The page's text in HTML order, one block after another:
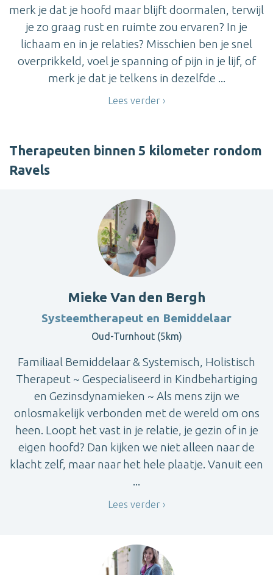
merk je dat je hoofd maar blijft doormalen, terwijl
je zo graag rust en ruimte zou ervaren? In je
lichaam en in je relaties? Misschien ben je snel
overprikkeld, voel je spanning of pijn in je lijf, of
merk je dat je telkens in dezelfde ...
Lees verder
Therapeuten binnen 5 kilometer rondom
Ravels
Mieke Van den Bergh
Systeemtherapeut en Bemiddelaar
Oud-Turnhout (5km)
Familiaal Bemiddelaar & Systemisch, Holistisch
Therapeut ~ Gespecialiseerd in Kindbehartiging
en Gezinsdynamieken ~ Als mens zijn we
onlosmakelijk verbonden met de wereld om ons
heen. Loopt het vast in je relatie, je gezin of in je
eigen hoofd? Dan kijken we niet alleen naar de
klacht zelf, maar naar het hele plaatje. Vanuit een
...
Lees verder